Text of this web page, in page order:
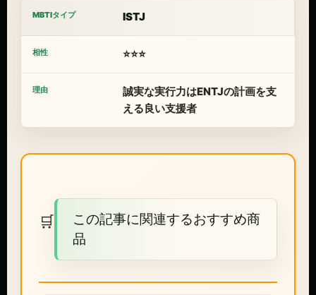
ISTJ
⭐⭐⭐
誠実な実行力はENTJの計画を支
える良い支援者
🛒
この記事に関連するおすすめ商
品